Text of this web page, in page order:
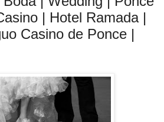
| Hotel Ramada |
Casino de Ponce |